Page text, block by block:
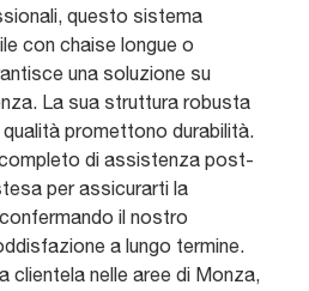
questo sistema
con chaise longue o
una soluzione su
La sua struttura robusta
promettono durabilità.
di assistenza post-
per assicurarti la
il nostro
a lungo termine.
clientela nelle aree di Monza,